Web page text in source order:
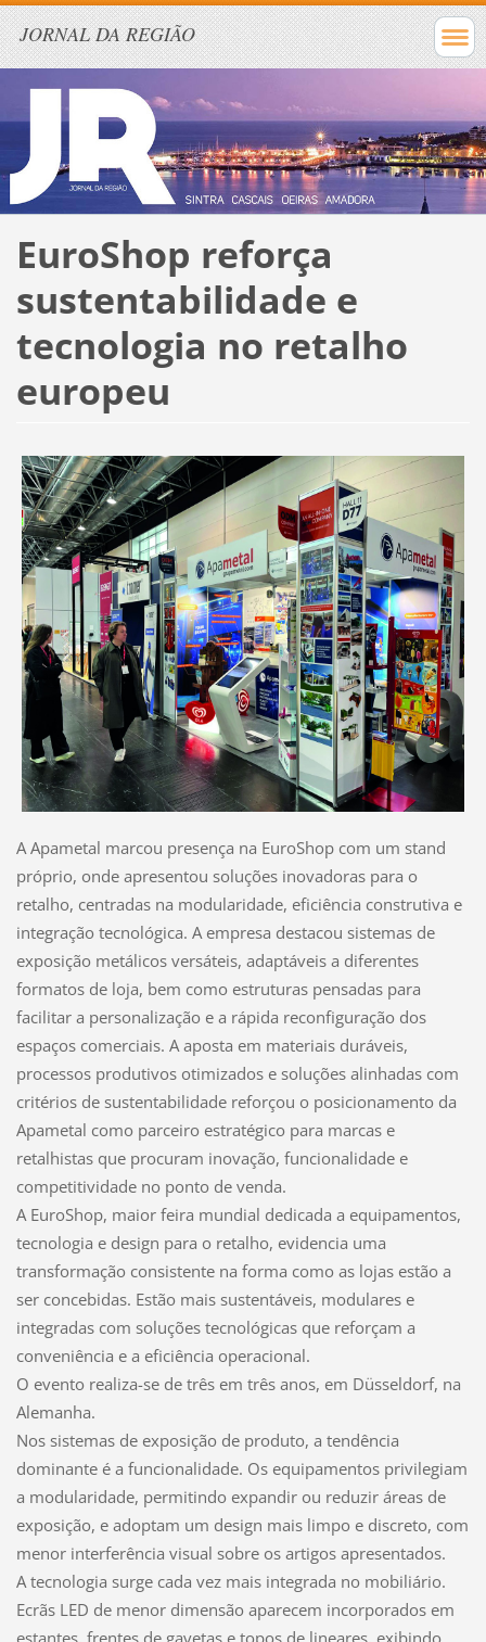
JORNAL DA REGIÃO
EuroShop reforça
sustentabilidade e
tecnologia no retalho
europeu
A Apametal marcou presença na EuroShop com um stand
próprio, onde apresentou soluções inovadoras para o
retalho, centradas na modularidade, eficiência construtiva e
integração tecnológica. A empresa destacou sistemas de
exposição metálicos versáteis, adaptáveis a diferentes
formatos de loja, bem como estruturas pensadas para
facilitar a personalização e a rápida reconfiguração dos
espaços comerciais. A aposta em materiais duráveis,
processos produtivos otimizados e soluções alinhadas com
critérios de sustentabilidade reforçou o posicionamento da
Apametal como parceiro estratégico para marcas e
retalhistas que procuram inovação, funcionalidade e
competitividade no ponto de venda.
A EuroShop, maior feira mundial dedicada a equipamentos,
tecnologia e design para o retalho, evidencia uma
transformação consistente na forma como as lojas estão a
ser concebidas. Estão mais sustentáveis, modulares e
integradas com soluções tecnológicas que reforçam a
conveniência e a eficiência operacional.
O evento realiza-se de três em três anos, em Düsseldorf, na
Alemanha.
Nos sistemas de exposição de produto, a tendência
dominante é a funcionalidade. Os equipamentos privilegiam
a modularidade, permitindo expandir ou reduzir áreas de
exposição, e adoptam um design mais limpo e discreto, com
menor interferência visual sobre os artigos apresentados.
A tecnologia surge cada vez mais integrada no mobiliário.
Ecrãs LED de menor dimensão aparecem incorporados em